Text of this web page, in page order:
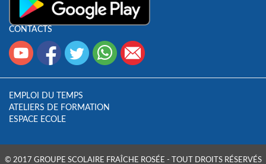
CONTACTS
EMPLOI DU TEMPS
ATELIERS DE FORMATION
ESPACE ECOLE
© 2017 GROUPE SCOLAIRE FRAÎCHE ROSÉE - TOUT DROITS RÉSERVÉS